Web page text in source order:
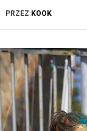
PRZEZ KOOK